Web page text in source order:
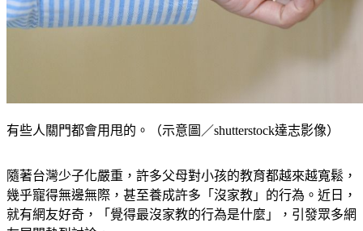
幾乎寵得無邊無際，甚至養成許多「沒家教」的行為。近日，
就有網友好奇，「覺得最沒家教的行為是什麼」，引發眾多網
友展開熱烈討論。